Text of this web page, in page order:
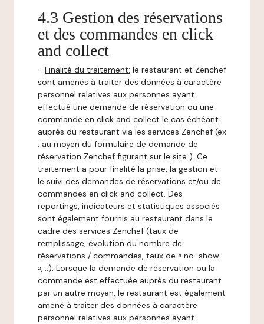
4.3 Gestion des réservations
et des commandes en click
and collect
- Finalité du traitement: le restaurant et Zenchef
sont amenés à traiter des données à caractère
personnel relatives aux personnes ayant
effectué une demande de réservation ou une
commande en click and collect le cas échéant
auprès du restaurant via les services Zenchef (ex
: au moyen du formulaire de demande de
réservation Zenchef figurant sur le site ). Ce
traitement a pour finalité la prise, la gestion et
le suivi des demandes de réservations et/ou de
commandes en click and collect. Des
reportings, indicateurs et statistiques associés
sont également fournis au restaurant dans le
cadre des services Zenchef (taux de
remplissage, évolution du nombre de
réservations / commandes, taux de « no-show
»,…). Lorsque la demande de réservation ou la
commande est effectuée auprès du restaurant
par un autre moyen, le restaurant est également
amené à traiter des données à caractère
personnel relatives aux personnes ayant